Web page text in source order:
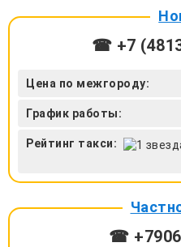
☎ +7
Цена по межгороду:
График работы:
Рейтинг такси:
☎